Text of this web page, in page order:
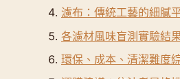
濾布：傳統工藝的細膩
各濾材風味盲測實驗結
環保、成本、清潔難度